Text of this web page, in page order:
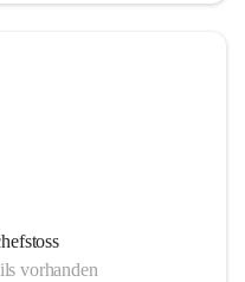
vorhanden